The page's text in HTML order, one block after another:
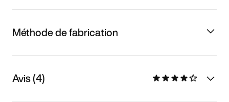
Méthode de fabrication
Avis (4)